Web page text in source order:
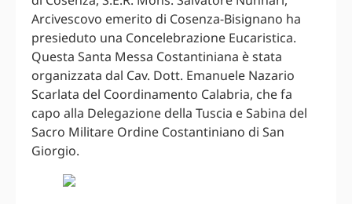
Arcivescovo emerito di Cosenza-Bisignano ha
presieduto una Concelebrazione Eucaristica.
Questa Santa Messa Costantiniana è stata
organizzata dal Cav. Dott. Emanuele Nazario
Scarlata del Coordinamento Calabria, che fa
capo alla Delegazione della Tuscia e Sabina del
Sacro Militare Ordine Costantiniano di San
Giorgio.